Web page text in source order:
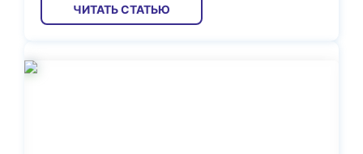
ЧИТАТЬ СТАТЬЮ